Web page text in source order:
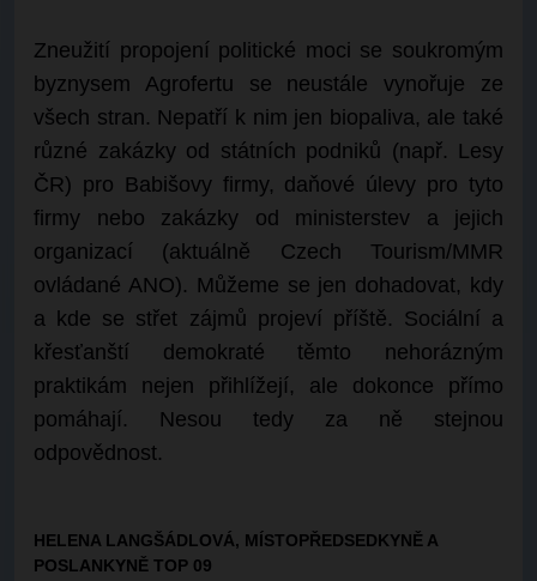
Zneužití propojení politické moci se soukromým
byznysem Agrofertu se neustále vynořuje ze
všech stran. Nepatří k nim jen biopaliva, ale také
různé zakázky od státních podniků (např. Lesy
ČR) pro Babišovy firmy, daňové úlevy pro tyto
firmy nebo zakázky od ministerstev a jejich
organizací (aktuálně Czech Tourism/MMR
ovládané ANO). Můžeme se jen dohadovat, kdy
a kde se střet zájmů projeví příště. Sociální a
křesťanští demokraté těmto nehorázným
praktikám nejen přihlížejí, ale dokonce přímo
pomáhají. Nesou tedy za ně stejnou
odpovědnost.
HELENA LANGŠÁDLOVÁ, MÍSTOPŘEDSEDKYNĚ A
POSLANKYNĚ TOP 09